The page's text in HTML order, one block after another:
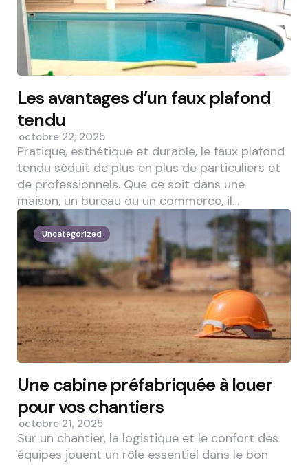
Les avantages d’un faux plafond
tendu
octobre 22, 2025
Pratique, esthétique et durable, le faux plafond
tendu séduit de plus en plus de particuliers et
de professionnels. Que ce soit dans une
maison, un bureau ou un commerce, il…
Uncategorized
Une cabine préfabriquée à louer
pour vos chantiers
octobre 21, 2025
Sur un chantier, la logistique et le confort des
équipes jouent un rôle essentiel dans le bon